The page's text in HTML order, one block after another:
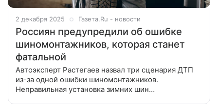
2 декабря 2025 Газета.Ru - новости
Россиян предупредили об ошибке
шиномонтажников, которая станет
фатальной
Автоэксперт Растегаев назвал три сценария ДТП
из-за одной ошибки шиномонтажников.
Неправильная установка зимних шин